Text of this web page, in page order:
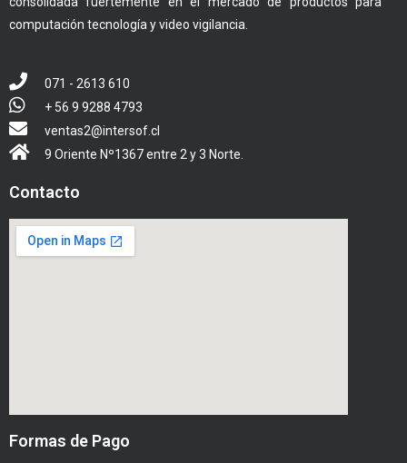
computación tecnología y video vigilancia.
071 - 2613 610
+ 56 9 9288 4793
ventas2@intersof.cl
9 Oriente Nº1367 entre 2 y 3 Norte.
Contacto
Formas de Pago